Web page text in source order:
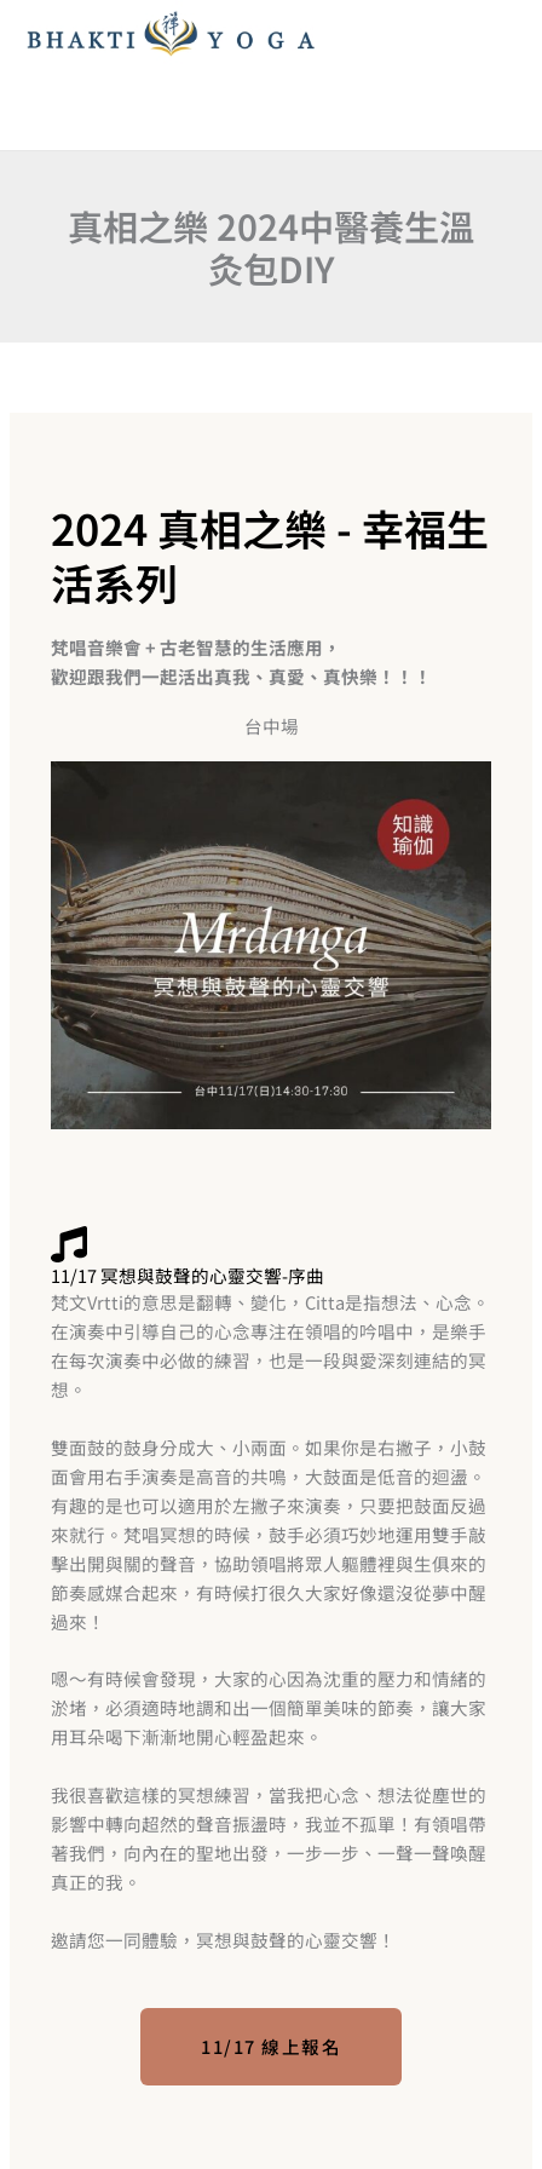
容
真相之樂 2024中醫養生溫
灸包DIY
2024 真相之樂 - 幸福生
活系列
梵唱音樂會 + 古老智慧的生活應用，
歡迎跟我們一起活出真我、真愛、真快樂！！！
台中場
11/17 冥想與鼓聲的心靈交響-序曲
梵文Vrtti的意思是翻轉、變化，Citta是指想法、心念。
在演奏中引導自己的心念專注在領唱的吟唱中，是樂手
在每次演奏中必做的練習，也是一段與愛深刻連結的冥
想。
雙面鼓的鼓身分成大、小兩面。如果你是右撇子，小鼓
面會用右手演奏是高音的共鳴，大鼓面是低音的迴盪。
有趣的是也可以適用於左撇子來演奏，只要把鼓面反過
來就行。梵唱冥想的時候，鼓手必須巧妙地運用雙手敲
擊出開與關的聲音，協助領唱將眾人軀體裡與生俱來的
節奏感媒合起來，有時候打很久大家好像還沒從夢中醒
過來！
嗯～有時候會發現，大家的心因為沈重的壓力和情緒的
淤堵，必須適時地調和出一個簡單美味的節奏，讓大家
用耳朵喝下漸漸地開心輕盈起來。
我很喜歡這樣的冥想練習，當我把心念、想法從塵世的
影響中轉向超然的聲音振盪時，我並不孤單！有領唱帶
著我們，向內在的聖地出發，一步一步、一聲一聲喚醒
真正的我。
邀請您一同體驗，冥想與鼓聲的心靈交響！
11/17 線上報名